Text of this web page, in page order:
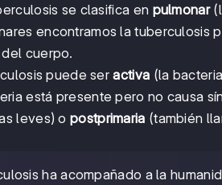
se clasifica en pulmonar
encontramos la tuberculosis
cuerpo.
puede seractiva (la
está presente pero no causa
leves) o postprimaria (también
ha acompañado a la